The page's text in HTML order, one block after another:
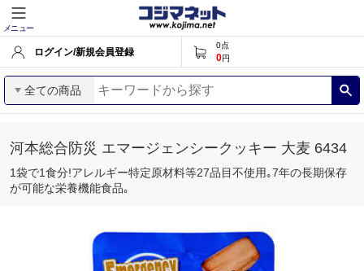
メニュー
ログイン/新規会員登録
0点
0円
全ての商品
河本総合防災 エマージェンシークッキー 大麦 6434
1袋で1食分!アレルギー特定原材料等27品目不使用｡7年の長期保存
が可能な栄養機能食品｡